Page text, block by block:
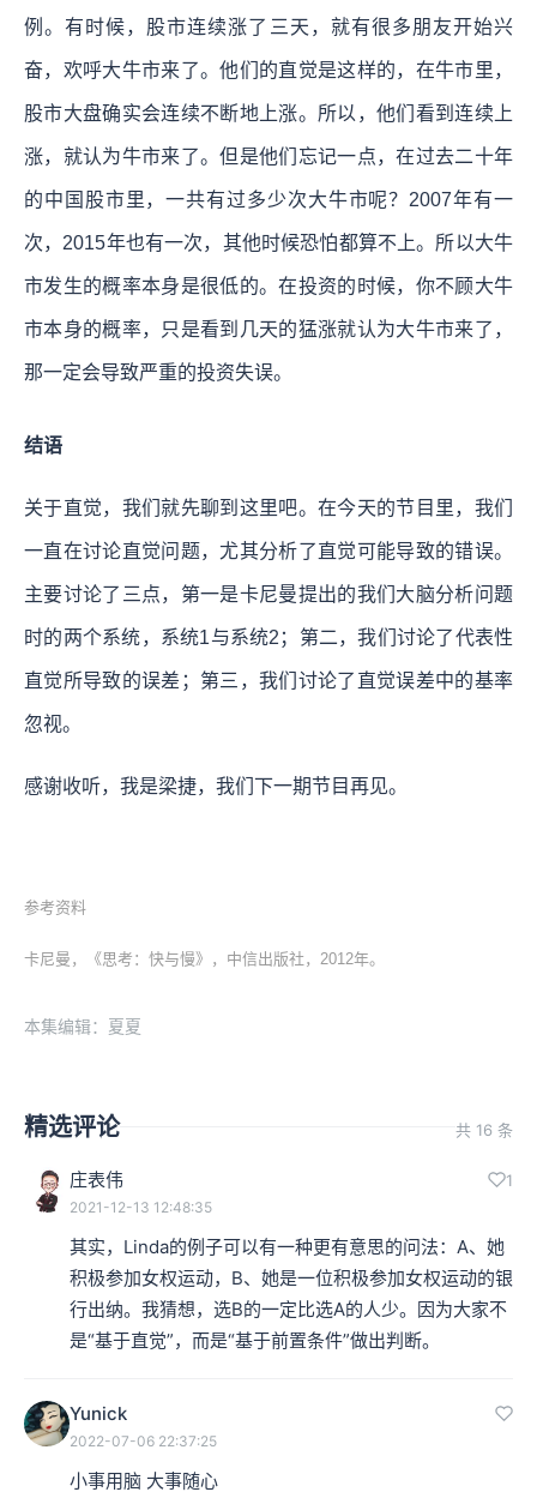
例。有时候，股市连续涨了三天，就有很多朋友开始兴
奋，欢呼大牛市来了。他们的直觉是这样的，在牛市里，
股市大盘确实会连续不断地上涨。所以，他们看到连续上
涨，就认为牛市来了。但是他们忘记一点，在过去二十年
的中国股市里，一共有过多少次大牛市呢？2007年有一
次，2015年也有一次，其他时候恐怕都算不上。所以大牛
市发生的概率本身是很低的。在投资的时候，你不顾大牛
市本身的概率，只是看到几天的猛涨就认为大牛市来了，
那一定会导致严重的投资失误。
结语
关于直觉，我们就先聊到这里吧。在今天的节目里，我们
一直在讨论直觉问题，尤其分析了直觉可能导致的错误。
主要讨论了三点，第一是卡尼曼提出的我们大脑分析问题
时的两个系统，系统1与系统2；第二，我们讨论了代表性
直觉所导致的误差；第三，我们讨论了直觉误差中的基率
忽视。
感谢收听，我是梁捷，我们下一期节目再见。
参考资料
卡尼曼，《思考：快与慢》，中信出版社，2012年。
本集编辑：夏夏
精选评论 共 16 条
庄表伟 1
2021-12-13 12:48:35
其实，Linda的例子可以有一种更有意思的问法：A、她
积极参加女权运动，B、她是一位积极参加女权运动的银
行出纳。我猜想，选B的一定比选A的人少。因为大家不
是“基于直觉”，而是“基于前置条件”做出判断。
Yunick
2022-07-06 22:37:25
小事用脑 大事随心